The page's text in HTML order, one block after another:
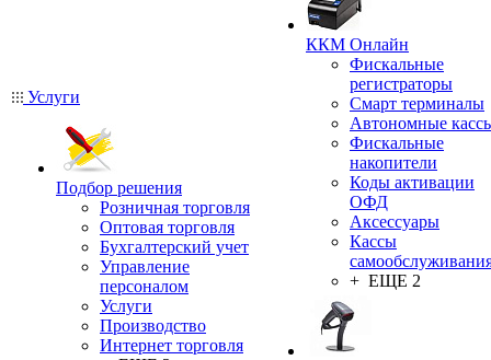
Услуги
Подбор решения
Розничная торговля
Оптовая торговля
Бухгалтерский учет
Управление
персоналом
Услуги
Производство
Интернет торговля
ККМ Онлайн
Фискальные
регистраторы
Смарт терминалы
Автономные
Фискальные
накопители
Коды активации
ОФД
Аксессуары
Кассы
+ ЕЩЕ 2